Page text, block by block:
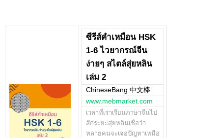
ซีรีส์คำเหมือน HSK
1-6 ไวยากรณ์จีน
ง่ายๆ สไตล์สุ่ยหลิน
เล่ม 2
ChineseBang 中文棒
www.mebmarket.com
เวลาที่เราเรียนภาษาจีนไป
สักระยะสุ่ยหลินเชื่อว่า
หลายคนจะเจอปัญหาเหมือ